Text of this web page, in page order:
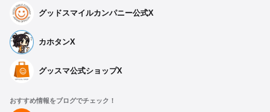
グッドスマイルカンパニー公式X
カホタンX
グッスマ公式ショップX
おすすめ情報をブログでチェック！